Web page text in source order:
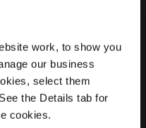
work, to show you
our business
select them
the Details tab for
cookies.
de Hooghlaan
RD Oud-
Beijerland
Bajos